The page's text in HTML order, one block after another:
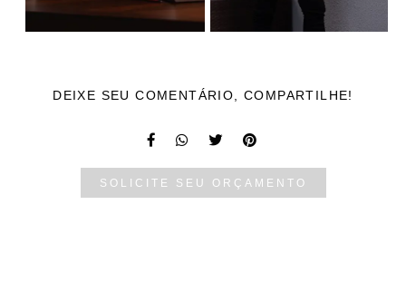
DEIXE SEU COMENTÁRIO, COMPARTILHE!
SOLICITE SEU ORÇAMENTO